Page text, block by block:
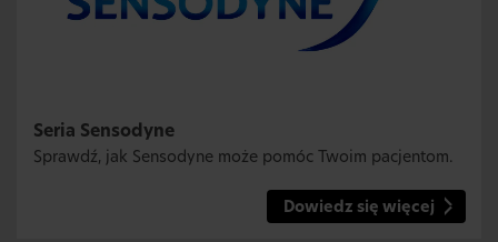
Seria Sensodyne
Sprawdź, jak Sensodyne może pomóc Twoim pacjentom.
Dowiedz się więcej